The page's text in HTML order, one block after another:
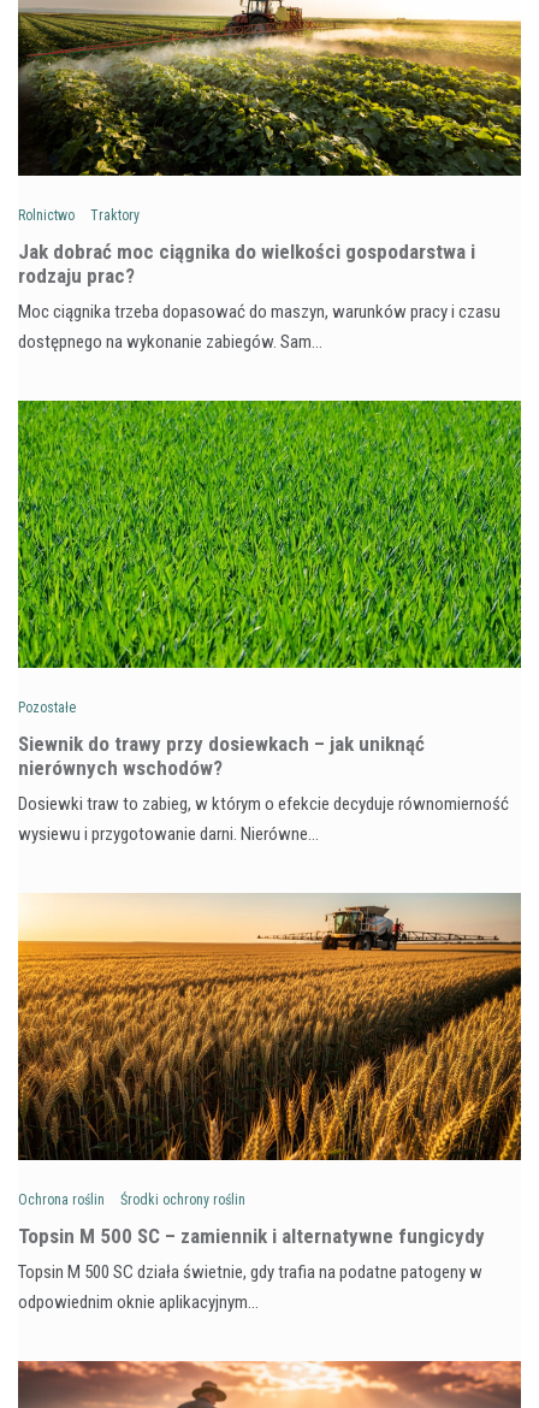
Rolnictwo Traktory
Jak dobrać moc ciągnika do wielkości gospodarstwa i
rodzaju prac?
Moc ciągnika trzeba dopasować do maszyn, warunków pracy i czasu
dostępnego na wykonanie zabiegów. Sam…
Pozostałe
Siewnik do trawy przy dosiewkach – jak uniknąć
nierównych wschodów?
Dosiewki traw to zabieg, w którym o efekcie decyduje równomierność
wysiewu i przygotowanie darni. Nierówne…
Ochrona roślin Środki ochrony roślin
Topsin M 500 SC – zamiennik i alternatywne fungicydy
Topsin M 500 SC działa świetnie, gdy trafia na podatne patogeny w
odpowiednim oknie aplikacyjnym…